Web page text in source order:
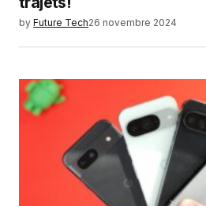
by Future Tech26 novembre 2024